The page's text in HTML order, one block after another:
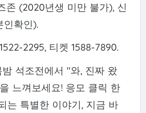
존 (2020년생 미만 불가), 신
인확인).
2295, 티켓 1588-7890.
석조전에서 "와, 진짜 왔
느껴보세요! 응모 클릭 한
는 특별한 이야기, 지금 바